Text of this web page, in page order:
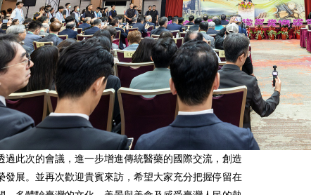
過此次的會議，進一步增進傳統醫藥的國際交流，創造
發展。並再次歡迎貴賓來訪，希望大家充分把握停留在